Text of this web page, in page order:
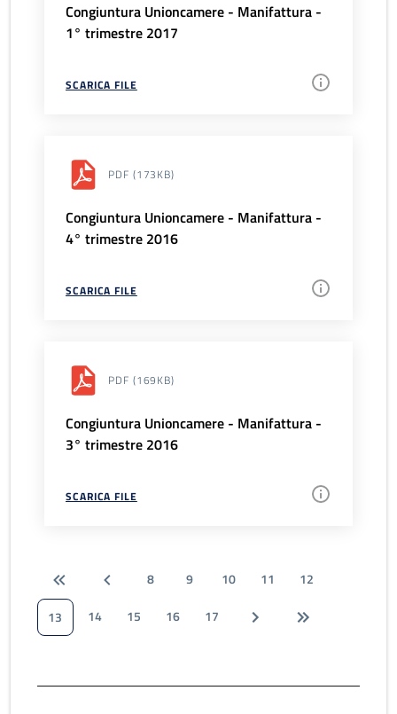
Congiuntura Unioncamere - Manifattura -
1° trimestre 2017
SCARICA FILE
PDF (173KB)
Congiuntura Unioncamere - Manifattura -
4° trimestre 2016
SCARICA FILE
PDF (169KB)
Congiuntura Unioncamere - Manifattura -
3° trimestre 2016
SCARICA FILE
8 9 10 11
12
13
14 15 16 17